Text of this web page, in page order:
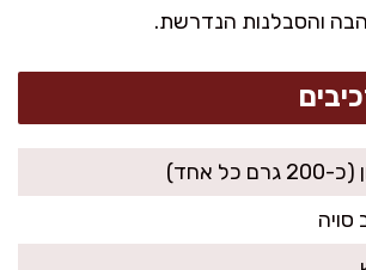
והסבלנות הנדרשת.